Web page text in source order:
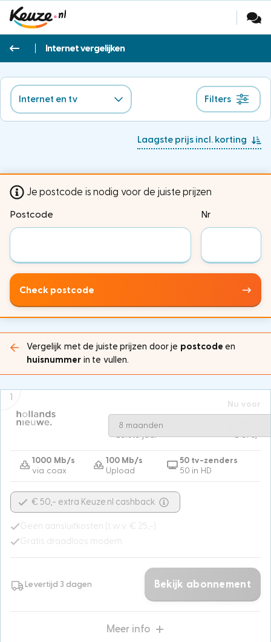
Internet vergelijken
Filters
Je postcode is nodig voor de juiste prijzen
Postcode Nr
Check postcode
Vergelijk met de juiste prijzen door je postcode en
huisnummer in te vullen.
1000 Mb/s
via coax
100 Mb/s
Upload
50 tv-zenders
50 in HD
Nu voor
8 maanden
Eerste jaar
€ 370,-
€ 50,- extra Keuze.nl cashback
Geen aansluitkosten (t.w.v. € 25,-)
Gratis draadloos modem
Meer info
Bekijk abonnement
Levertijd 3 dagen